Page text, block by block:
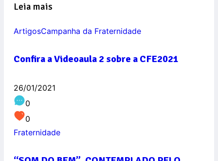
Leia mais
ArtigosCampanha da Fraternidade
Confira a Videoaula 2 sobre a CFE2021
26/01/2021
0
0
Fraternidade